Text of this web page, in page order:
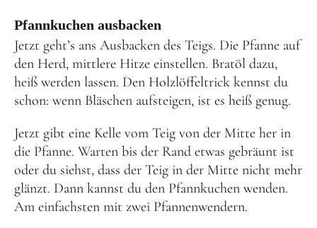
Pfannkuchen ausbacken
Jetzt geht’s ans Ausbacken des Teigs. Die Pfanne auf
den Herd, mittlere Hitze einstellen. Bratöl dazu,
heiß werden lassen. Den Holzlöffeltrick kennst du
schon: wenn Bläschen aufsteigen, ist es heiß genug.
Jetzt gibt eine Kelle vom Teig von der Mitte her in
die Pfanne. Warten bis der Rand etwas gebräunt ist
oder du siehst, dass der Teig in der Mitte nicht mehr
glänzt. Dann kannst du den Pfannkuchen wenden.
Am einfachsten mit zwei Pfannenwendern.